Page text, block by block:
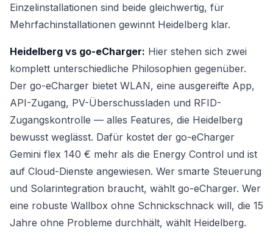
Einzelinstallationen sind beide gleichwertig, für
Mehrfachinstallationen gewinnt Heidelberg klar.
Heidelberg vs go-eCharger: Hier stehen sich zwei
komplett unterschiedliche Philosophien gegenüber.
Der go-eCharger bietet WLAN, eine ausgereifte App,
API-Zugang, PV-Überschussladen und RFID-
Zugangskontrolle — alles Features, die Heidelberg
bewusst weglässt. Dafür kostet der go-eCharger
Gemini flex 140 € mehr als die Energy Control und ist
auf Cloud-Dienste angewiesen. Wer smarte Steuerung
und Solarintegration braucht, wählt go-eCharger. Wer
eine robuste Wallbox ohne Schnickschnack will, die 15
Jahre ohne Probleme durchhält, wählt Heidelberg.